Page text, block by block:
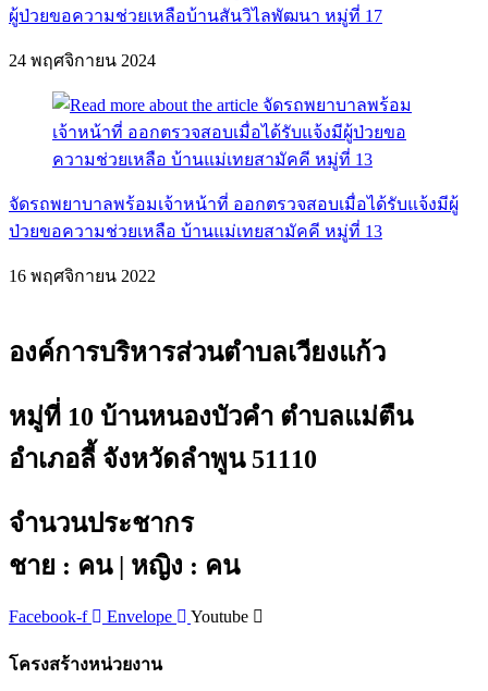
ผู้ป่วยขอความช่วยเหลือบ้านสันวิไลพัฒนา หมู่ที่ 17
24 พฤศจิกายน 2024
จัดรถพยาบาลพร้อมเจ้าหน้าที่ ออกตรวจสอบเมื่อได้รับแจ้งมีผู้
ป่วยขอความช่วยเหลือ บ้านแม่เทยสามัคคี หมู่ที่ 13
16 พฤศจิกายน 2022
องค์การบริหารส่วนตำบลเวียงแก้ว
หมู่ที่ 10 บ้านหนองบัวคำ ตำบลแม่ตืน
อำเภอลี้ จังหวัดลำพูน 51110
จำนวนประชากร
ชาย : คน | หญิง : คน
Facebook-f Envelope Youtube
โครงสร้างหน่วยงาน